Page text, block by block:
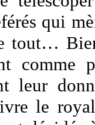
qui
tout…
comme
leur
le